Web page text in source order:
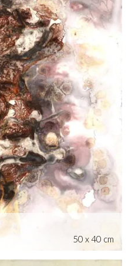
50 x 40 cm